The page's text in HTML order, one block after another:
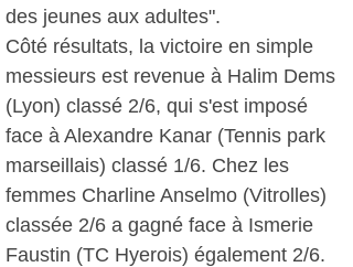
des jeunes aux adultes".
Côté résultats, la victoire en simple
messieurs est revenue à Halim Dems
(Lyon) classé 2/6, qui s'est imposé
face à Alexandre Kanar (Tennis park
marseillais) classé 1/6. Chez les
femmes Charline Anselmo (Vitrolles)
classée 2/6 a gagné face à Ismerie
Faustin (TC Hyerois) également 2/6.